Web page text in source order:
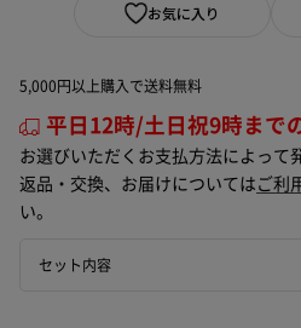
お気に入り
5,000円以上購入で送料無料
平日12時/土日祝9時まで
お選びいただくお支払方法によって
返品・交換、お届けについては ご利
い。
セット内容